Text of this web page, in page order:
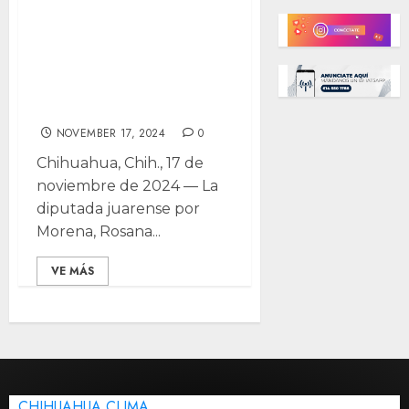
NOVEMBER 17, 2024 0
Chihuahua, Chih., 17 de
noviembre de 2024 — La
diputada juarense por
Morena, Rosana...
VE MÁS